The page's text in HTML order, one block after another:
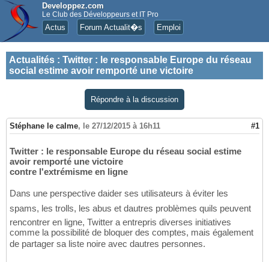
Developpez.com
Le Club des Développeurs et IT Pro
Actus Forum Actualit�s Emploi
Actualités : Twitter : le responsable Europe du réseau
social estime avoir remporté une victoire
Répondre à la discussion
Stéphane le calme, le 27/12/2015 à 16h11 #1
Twitter : le responsable Europe du réseau social estime
avoir remporté une victoire
contre l'extrémisme en ligne
Dans une perspective daider ses utilisateurs à éviter les
spams, les trolls, les abus et dautres problèmes quils peuvent
rencontrer en ligne, Twitter a entrepris diverses initiatives
comme la possibilité de bloquer des comptes, mais également
de partager sa liste noire avec dautres personnes.